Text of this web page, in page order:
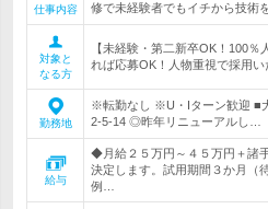
仕事内容
修で未経験者でもイチから技術
対象と
なる方
【未経験・第二新卒OK！100
れば応募OK！人物重視で採用
勤務地
※転勤なし ※U・Iターン歓迎 ■
2-5-14 ◎昨年リニューアルし…
給与
◆月給２５万円～４５万円＋諸
決定します。試用期間３か月（
例…